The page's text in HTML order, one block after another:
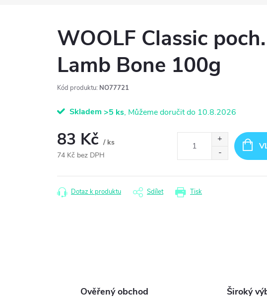
WOOLF Classic
Lamb Bone 100g
Kód produktu: NO77721
Skladem >5 ks 10.8.2026
83 Kč / ks
74 Kč bez DPH
cena:
Tisk
Dotaz k produktu Sdílet
Ověřený obchod Široký